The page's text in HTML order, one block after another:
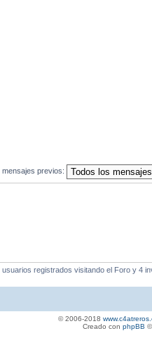
mensajes previos:
registrados visitando el Foro y 4
© 2006-2018
Creado con phpBB